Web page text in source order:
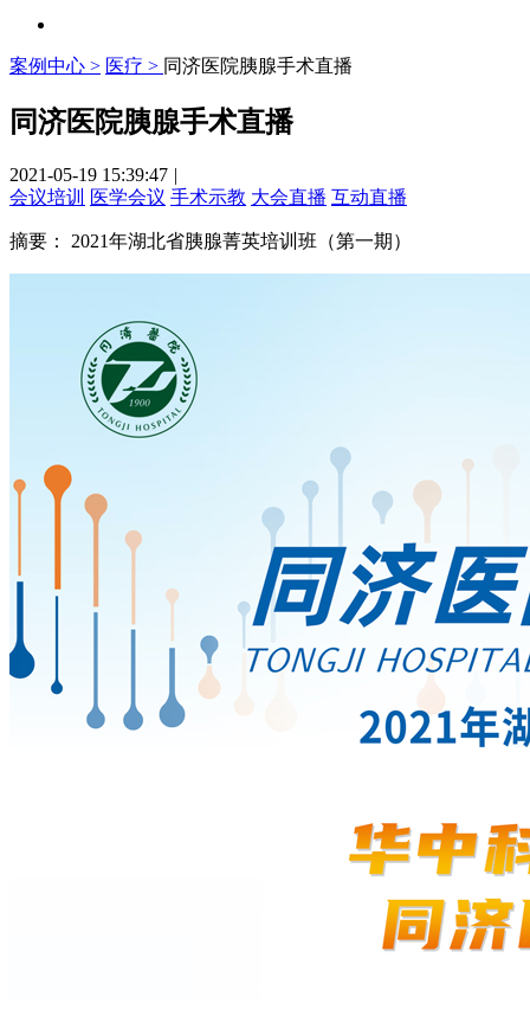
案例中心 > 医疗 > 同济医院胰腺手术直播
同济医院胰腺手术直播
2021-05-19 15:39:47 |
会议培训
医学会议 手术示教 大会直播 互动直播
摘要： 2021年湖北省胰腺菁英培训班（第一期）